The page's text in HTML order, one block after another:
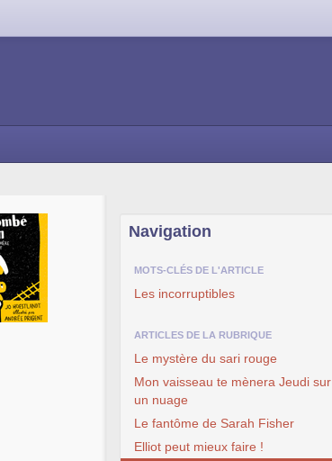
Navigation
MOTS-CLÉS DE L'ARTICLE
Les incorruptibles
ARTICLES DE LA RUBRIQUE
Le mystère du sari rouge
Mon vaisseau te mènera Jeudi sur
un nuage
Le fantôme de Sarah Fisher
Elliot peut mieux faire !